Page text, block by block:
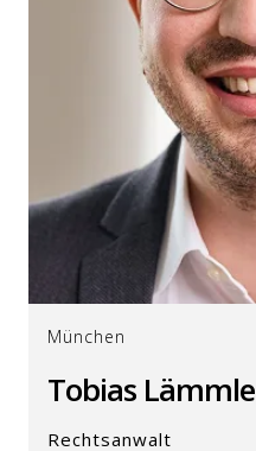
München
Tobias Lämmle
Rechtsanwalt